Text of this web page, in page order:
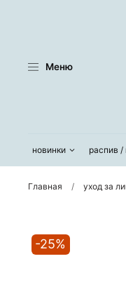
Меню
новинки распив
Главная уход за
-25%